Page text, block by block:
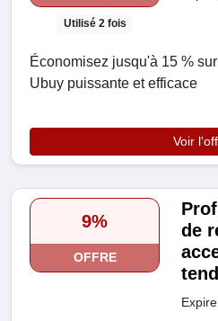
Utilisé 2 fois
Économisez jusqu'à 15 %
Ubuy puissante et efficace
Voir
9%
OFFRE
de